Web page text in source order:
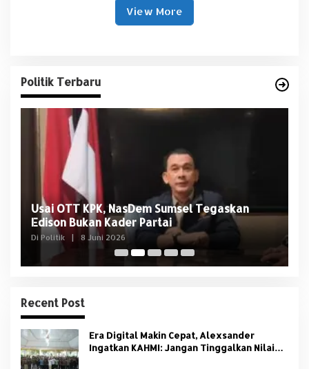
View More
Politik Terbaru
Usai OTT KPK, NasDem Sumsel Tegaskan
Edison Bukan Kader Partai
Di Politik 8 Juni 2026
Recent Post
Era Digital Makin Cepat, Alexsander
Ingatkan KAHMI: Jangan Tinggalkan Nilai